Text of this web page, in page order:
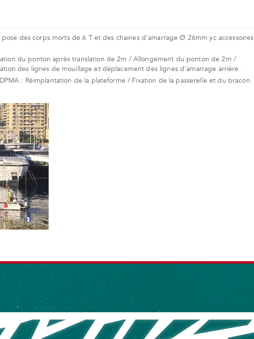
des corps morts de 6 T et des chaines d’amarrage Ø 26mm yc accessoires
du ponton après translation de 2m / Allongement du ponton de 2m /
des lignes de mouillage et déplacement des lignes d'amarrage arrière.
: Réimplantation de la plateforme / Fixation de la passerelle et du bracon.